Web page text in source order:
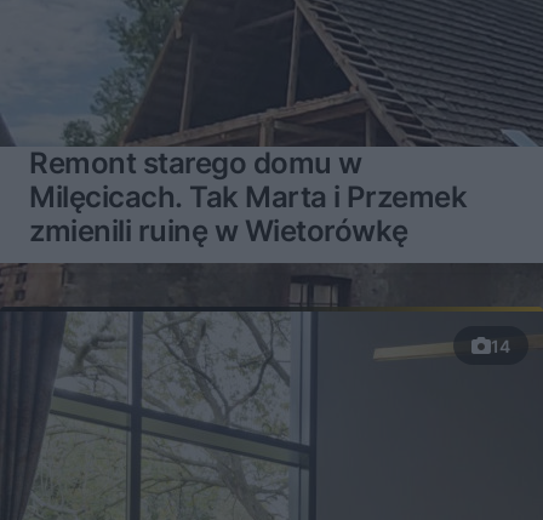
Remont starego domu w
Milęcicach. Tak Marta i Przemek
zmienili ruinę w Wietorówkę
14